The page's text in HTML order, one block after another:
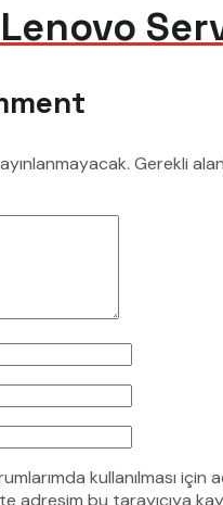
Gerekli
kullanılması için
adresim bu tarayıcıya